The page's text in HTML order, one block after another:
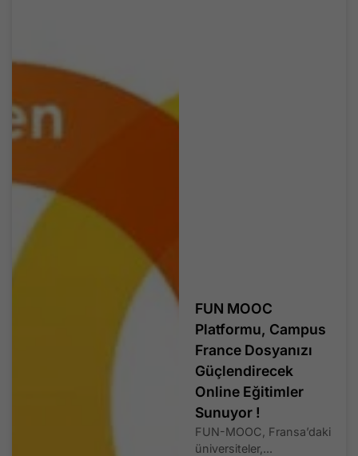
FUN MOOC
Platformu, Campus
France Dosyanızı
Güçlendirecek
Online Eğitimler
Sunuyor !
FUN-MOOC, Fransa’daki
üniversiteler,...